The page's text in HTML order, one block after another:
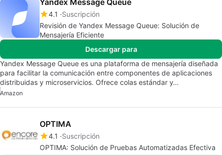
Yandex Message Queue
4.1
Suscripción
Revisión de Yandex Message Queue: Solución de
Mensajería Eficiente
Descargar para
Yandex Message Queue es una plataforma de mensajería diseñada
para facilitar la comunicación entre componentes de aplicaciones
distribuidas y microservicios. Ofrece colas estándar y…
Amazon
OPTIMA
4.1
Suscripción
OPTIMA: Solución de Pruebas Automatizadas Efectiva